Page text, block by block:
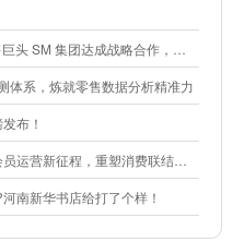
作，携手开启 SMAC 会员数智化运营新征程
体系，炼就零售数据分析精准力
布！
营新征程，重塑消费联结新体验
南新华书店给打了个样！